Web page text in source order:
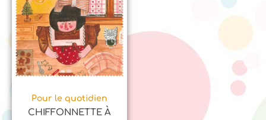
Pour le quotidien
CHIFFONNETTE À